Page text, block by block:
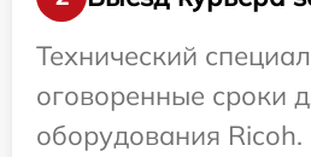
Технический
оговоренные сроки
оборудования